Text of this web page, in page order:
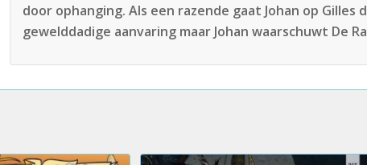
door ophanging. Als een razende gaat Johan op
gewelddadige aanvaring maar Johan waarschuwt De